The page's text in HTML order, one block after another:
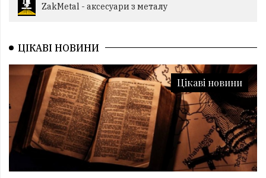
ZakMetal - аксесуари з металу
ЦІКАВІ НОВИНИ
Цікаві новини